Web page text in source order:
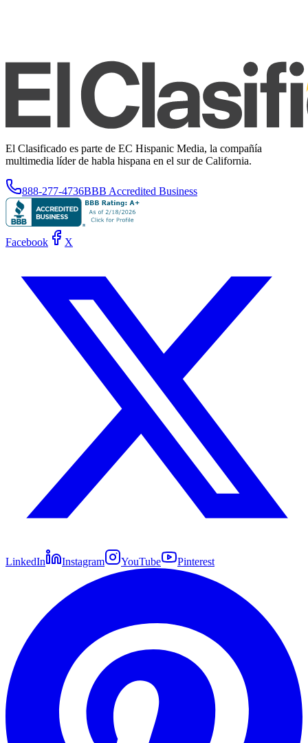
El Clasificado es parte de EC Hispanic Media, la compañía
multimedia líder de habla hispana en el sur de California.
888-277-4736BBB Accredited Business
Facebook X
LinkedIn Instagram YouTube Pinterest